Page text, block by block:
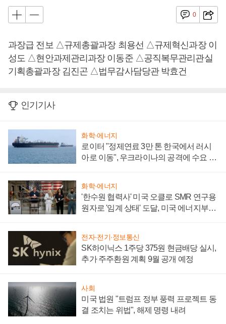
0
과장급 전보 △규제총괄과장 최용선 △규제혁신과장 이
성도 △현안과제관리과장 이동준 △공직복무관리관실
기획총괄과장 김진곤 △법무감사담당관 박효건
인기기사
화학·에너지
로이터 "정제연료 3만 톤 한국에서 러시
아로 이동", 우크라이나의 공격에 수요 늘
화학·에너지
'한수원 협력사' 미국 오클로 SMR 연구용
원자로 '임계 상태' 도달, 미국 에너지부
전자·전기·정보통신
SK하이닉스 1주당 375원 현금배당 실시,
추가 주주환원 계획 9월 공개 예정
사회
미국 법원 "트럼프 정부 풍력 프로젝트 동
결 조치는 위법", 해제 명령 내려